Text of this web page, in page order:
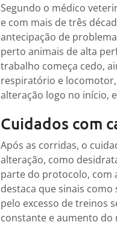
Segundo o médico
e com mais de três
antecipação de
perto animais de alta
trabalho começa cedo,
respiratório e
alteração logo no início,
Cuidados com
Após as corridas, o
alteração, como
parte do protocolo, com
destaca que sinais
pelo excesso de treinos
constante e aumento do